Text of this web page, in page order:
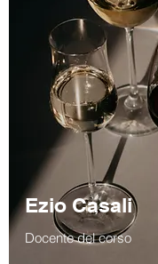
Ezio Casali
Docente del corso